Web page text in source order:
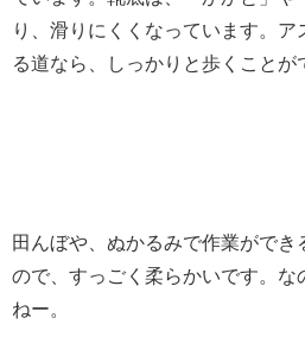
り、滑りにくくなっています。
る道なら、しっかりと歩くことが
田んぼや、ぬかるみで作業がで
ので、すっごく柔らかいです。な
ねー。